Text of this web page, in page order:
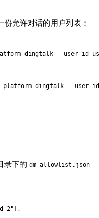
允许对话的用户列表：
dingtalk --user-id
dingtalk --user-id
录下的 dm_allowlist.json